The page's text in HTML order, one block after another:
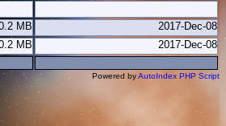
MB
2017-Dec-08
MB 2017-Dec-08
Powered byAutoIndex PHP Script